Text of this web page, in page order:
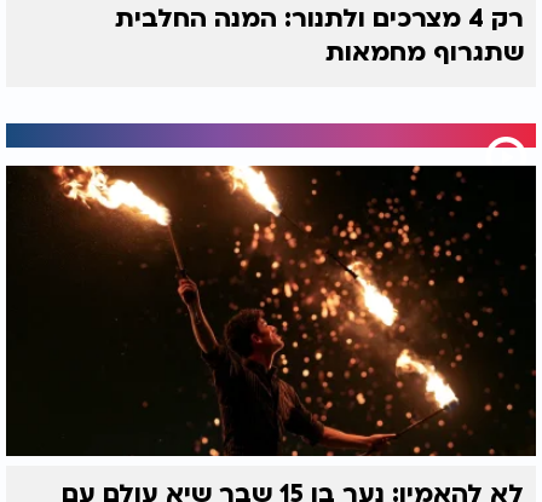
רק 4 מצרכים ולתנור: המנה החלבית
שתגרוף מחמאות
לא להאמין: נער בן 15 שבר שיא עולם עם